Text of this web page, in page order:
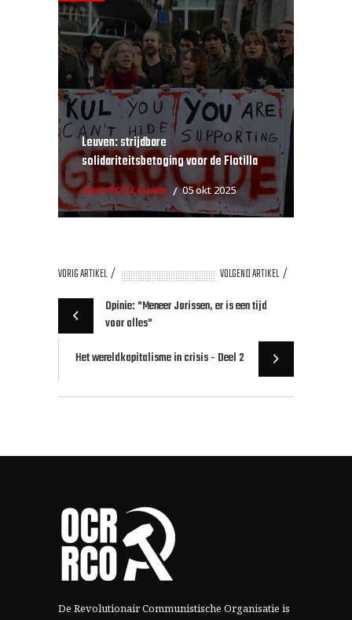
Leuven: strijdbare
solidariteitsbetoging voor de Flotilla
door RCO Leuven 05 okt 2025
VORIG ARTIKEL
VOLGEND ARTIKEL
Opinie: "Meneer Jorissen, er is een tijd
voor alles"
Het wereldkapitalisme in crisis - Deel 2
De Revolutionair Communistische Organisatie is